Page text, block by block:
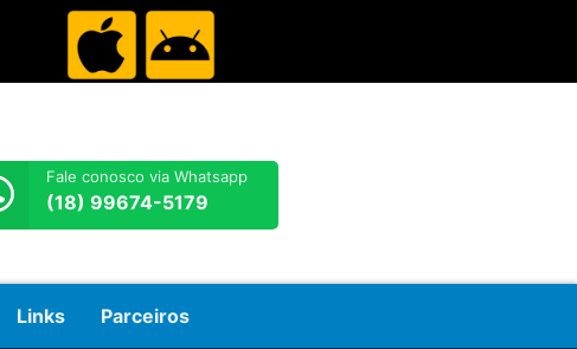
Fale conosco via Whatsapp
(18) 99674-5179
Links Parceiros